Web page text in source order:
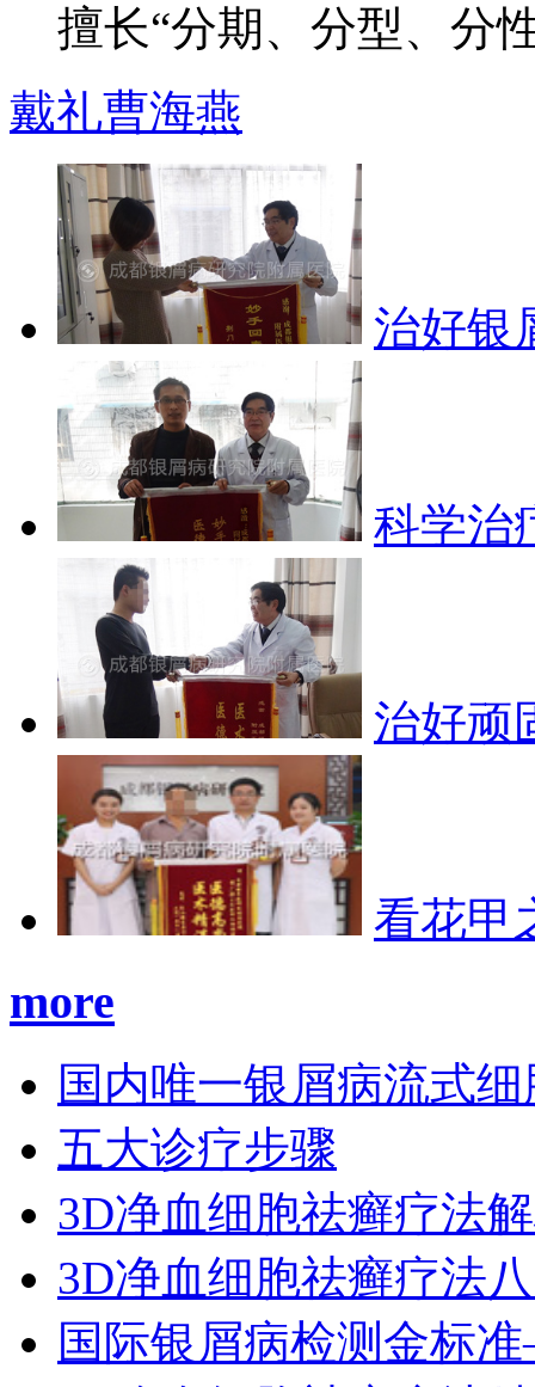
擅长“分期、分型、分
戴礼曹海燕
治好银
科学治
治好顽
看花甲
more
国内唯一银屑病流式
五大诊疗步骤
3D净血细胞祛癣疗法
3D净血细胞祛癣疗法
国际银屑病检测金标